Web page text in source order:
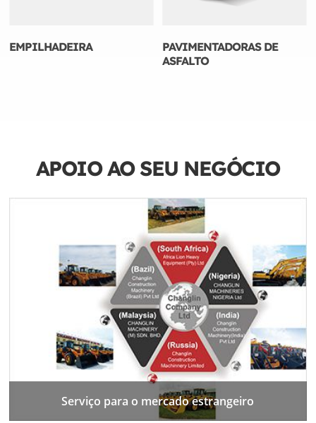
EMPILHADEIRA
PAVIMENTADORAS DE
ASFALTO
APOIO AO SEU NEGÓCIO
Serviço para o mercado estrangeiro